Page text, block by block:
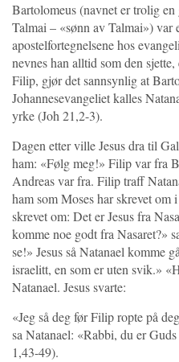
Bartolomeus (navnet er trolig
Talmai – «sønn av Talmai») var
apostelfortegnelsene hos
nevnes han alltid som den
Filip, gjør det sannsynlig at
Johannesevangeliet kalles
yrke (Joh 21,2-3).
Dagen etter ville Jesus dra til
ham: «Følg meg!» Filip var fra
Andreas var fra. Filip traff
ham som Moses har skrevet om
skrevet om: Det er Jesus fra
komme noe godt fra Nasaret?»
se!» Jesus så Natanael komme
israelitt, en som er uten svik.»
Natanael. Jesus svarte:
«Jeg så deg før Filip ropte på
sa Natanael: «Rabbi, du er
1,43-49).